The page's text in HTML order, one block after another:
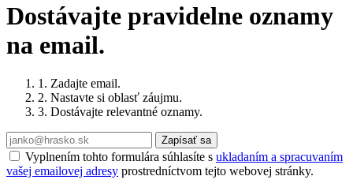
Dostávajte pravidelne oznamy
na email.
1. Zadajte email.
2. Nastavte si oblasť záujmu.
3. Dostávajte relevantné oznamy.
Zapísať sa
Vyplnením tohto formulára súhlasíte s ukladaním a spracuvaním
vašej emailovej adresy prostredníctvom tejto webovej stránky.